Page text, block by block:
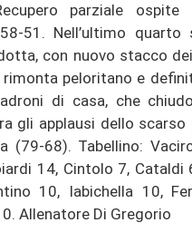
pa­r­zia­le
51. Nell’ul­ti­mo quar­to
con nuovo stac­co
pe­lo­ri­ta­no e
di casa, che
gli ap­plau­si dello
(79-68). Ta­bel­li­no:
14, Cin­to­lo 7, Ca­tal­di
10, Ia­bichel­la 10,
Al­le­na­to­re Di Gre­go­rio